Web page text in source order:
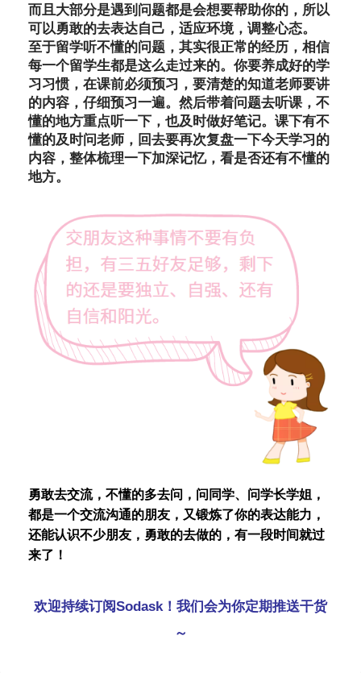
而且大部分是遇到问题都是会想要帮助你的，所以
可以勇敢的去表达自己，适应环境，调整心态。
至于留学听不懂的问题，其实很正常的经历，相信
每一个留学生都是这么走过来的。你要养成好的学
习习惯，在课前必须预习，要清楚的知道老师要讲
的内容，仔细预习一遍。然后带着问题去听课，不
懂的地方重点听一下，也及时做好笔记。课下有不
懂的及时问老师，回去要再次复盘一下今天学习的
内容，整体梳理一下加深记忆，看是否还有不懂的
地方。
勇敢去交流，不懂的多去问，问同学、问学长学姐，
都是一个交流沟通的朋友，又锻炼了你的表达能力，
还能认识不少朋友，勇敢的去做的，有一段时间就过
来了！
欢迎持续订阅Sodask！我们会为你定期推送干货
～